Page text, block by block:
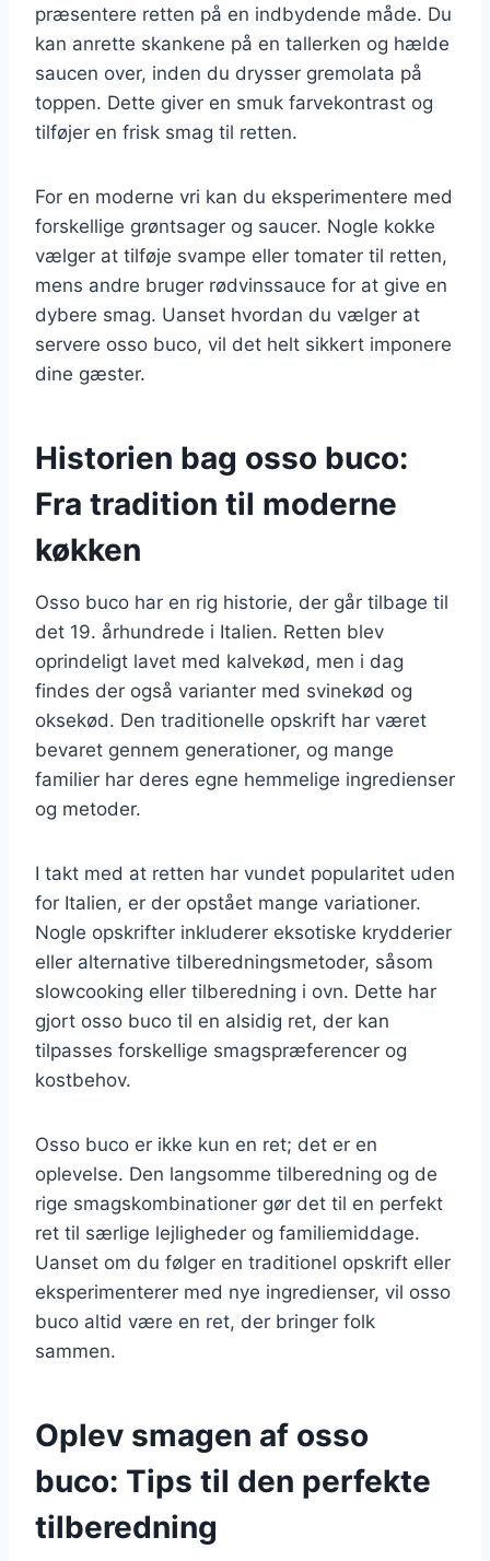
præsentere retten på en indbydende måde. Du
kan anrette skankene på en tallerken og hælde
saucen over, inden du drysser gremolata på
toppen. Dette giver en smuk farvekontrast og
tilføjer en frisk smag til retten.
For en moderne vri kan du eksperimentere med
forskellige grøntsager og saucer. Nogle kokke
vælger at tilføje svampe eller tomater til retten,
mens andre bruger rødvinssauce for at give en
dybere smag. Uanset hvordan du vælger at
servere osso buco, vil det helt sikkert imponere
dine gæster.
Historien bag osso buco:
Fra tradition til moderne
køkken
Osso buco har en rig historie, der går tilbage til
det 19. århundrede i Italien. Retten blev
oprindeligt lavet med kalvekød, men i dag
findes der også varianter med svinekød og
oksekød. Den traditionelle opskrift har været
bevaret gennem generationer, og mange
familier har deres egne hemmelige ingredienser
og metoder.
I takt med at retten har vundet popularitet uden
for Italien, er der opstået mange variationer.
Nogle opskrifter inkluderer eksotiske krydderier
eller alternative tilberedningsmetoder, såsom
slowcooking eller tilberedning i ovn. Dette har
gjort osso buco til en alsidig ret, der kan
tilpasses forskellige smagspræferencer og
kostbehov.
Osso buco er ikke kun en ret; det er en
oplevelse. Den langsomme tilberedning og de
rige smagskombinationer gør det til en perfekt
ret til særlige lejligheder og familiemiddage.
Uanset om du følger en traditionel opskrift eller
eksperimenterer med nye ingredienser, vil osso
buco altid være en ret, der bringer folk
sammen.
Oplev smagen af osso
buco: Tips til den perfekte
tilberedning